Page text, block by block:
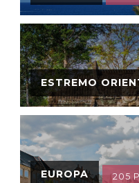
ESTREMO
EUROPA 205